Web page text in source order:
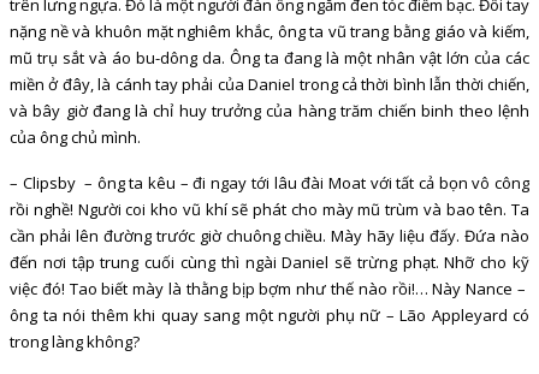
trên lưng ngựa. Đó là một người đàn ông ngăm đen tóc điểm bạc. Đôi tay
nặng nề và khuôn mặt nghiêm khắc, ông ta vũ trang bằng giáo và kiếm,
mũ trụ sắt và áo bu-dông da. Ông ta đang là một nhân vật lớn của các
miền ở đây, là cánh tay phải của Daniel trong cả thời bình lẫn thời chiến,
và bây giờ đang là chỉ huy trưởng của hàng trăm chiến binh theo lệnh
của ông chủ mình.
– Clipsby – ông ta kêu – đi ngay tới lâu đài Moat với tất cả bọn vô công
rồi nghề! Người coi kho vũ khí sẽ phát cho mày mũ trùm và bao tên. Ta
cần phải lên đường trước giờ chuông chiều. Mày hãy liệu đấy. Đứa nào
đến nơi tập trung cuối cùng thì ngài Daniel sẽ trừng phạt. Nhỡ cho kỹ
việc đó! Tao biết mày là thằng bịp bợm như thế nào rồi!… Này Nance –
ông ta nói thêm khi quay sang một người phụ nữ – Lão Appleyard có
trong làng không?